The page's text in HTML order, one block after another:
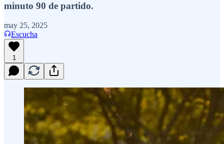
minuto 90 de partido.
may 25, 2025
Escucha
1